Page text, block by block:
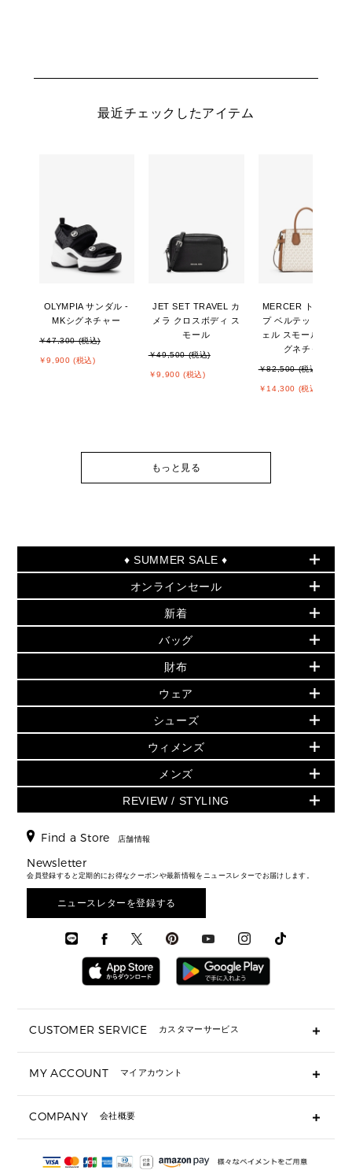
最近チェックしたアイテム
OLYMPIA サンダル -
MKシグネチャー
￥47,300 (税込)
￥9,900 (税込)
JET SET TRAVEL カ
メラ クロスボディ ス
モール
￥49,500 (税込)
￥9,900 (税込)
MERCER トップジッ
プ ベルテッド サッチ
ェル スモール - MKシ
グネチャー
￥82,500 (税込)
￥14,300 (税込)
もっと見る
♦ SUMMER SALE ♦
セールおすすめアイテム
▶ ウィメンズ
バッグ
小物
シューズ・靴
ウェア
アクセサリー
時計
▶ メンズ
バッグ
ウェア
アクセサリー
オンラインセール
PRODUCT OF THE MONTH - 今月の特別価格
再値下げアイテム
追加アイテム
▶ ウィメンズすべて(ウェア・シューズ除く)
バッグ
財布・小物
ウェア
シューズ
時計・ジュエリー
アクセサリー
メンズ バッグ
メンズ 財布・小物
メンズ シューズ
メンズ ウェア
メンズ 時計・その他
新着
夏のスタイル
▶ すべて
▶ ウィメンズすべて
財布・小物
アクセサリー
フレグランス
シューズ
▶ メンズすべて
メンズ財布・小物
メンズアクセサリー
メンズウェア
バッグ
人気の定番アイテム
日本限定 - バッグ
▶ ウィメンズすべて
トートバッグ
ショルダーバッグ
クロスボディ・斜め掛け
トラベル
3 IN 1 / 2 IN 1 バッグ
▶ メンズすべて
財布
日本限定 - 財布・小物
▶ ウィメンズすべて
GREENWICH
折り財布(二つ折り・三つ折り)
長財布
▶ メンズすべて
ウェア
▶ ウィメンズすべて
トップス
スカート・パンツ
ジャケット・アウター
▶ メンズすべて
シューズ
▶ ウィメンズすべて
サンダル
スニーカー
▶ メンズすべて
ウィメンズ
人気の定番アイテム
▶ ウィメンズすべて
▶ バッグすべて
通勤・通学アイテム
3 IN 1 バッグ
ミニ財布・フラグメントケース
▶ 小物すべて
定期ケース・カードケース・名刺入れ
サンダル
スニーカー
メンズ
▶ メンズすべて
財布・小物
時計・ジュエリー
アクセサリー
REVIEW / STYLING
エディターレビュー
Find a Store 店舗情報
Newsletter
会員登録すると定期的にお得なクーポンや最新情報をニュースレターでお届けします。
ニュースレターを登録する
CUSTOMER SERVICE カスタマーサービス
ギフト用にラッピングができますか？
ショッピングバッグを購入商品分送ってもらえますか？
注文後に完了メールが受信できないのですが？
サイズ交換はできますか？
MY ACCOUNT マイアカウント
COMPANY 会社概要
会社概要